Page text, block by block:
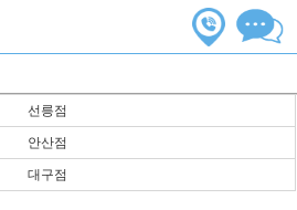
선릉점
안산점
대구점